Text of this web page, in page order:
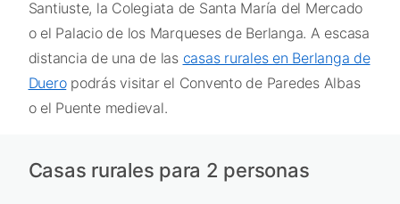
Santiuste, la Colegiata de Santa María del Mercado
o el Palacio de los Marqueses de Berlanga. A escasa
distancia de una de las casas rurales en Berlanga de
Dueropodrás visitar el Convento de Paredes Albas
o el Puente medieval.
Casas rurales para 2 personas